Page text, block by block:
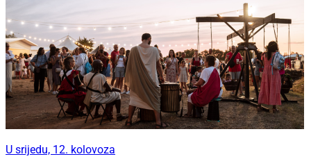
U srijedu, 12. kolovoza